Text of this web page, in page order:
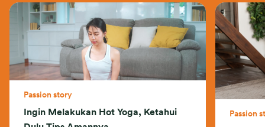
Passion story
Ingin Melakukan Hot Yoga, Ketahui
Passion